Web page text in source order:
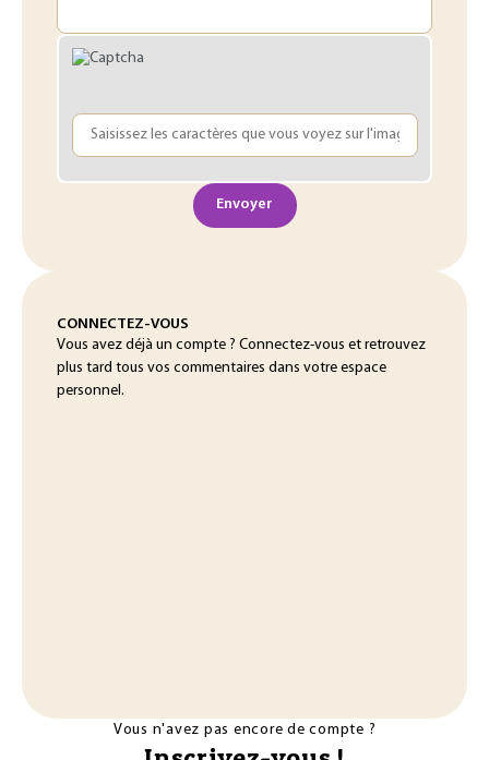
Envoyer
CONNECTEZ-VOUS
Vous avez déjà un compte ? Connectez-vous et retrouvez
plus tard tous vos commentaires dans votre espace
personnel.
Vous n'avez pas encore de compte ?